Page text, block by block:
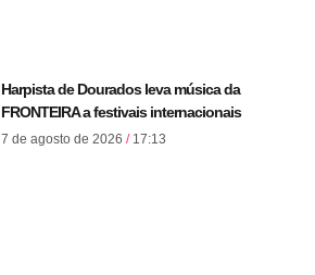
Harpista de Dourados leva música da
FRONTEIRA a festivais internacionais
7 de agosto de 2026 17:13